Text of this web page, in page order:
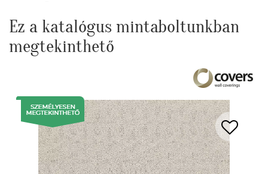
Ez a katalógus mintaboltunkban
megtekinthető